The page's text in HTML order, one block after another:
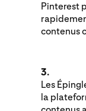
Pinterest
contenus
3.
Les
la